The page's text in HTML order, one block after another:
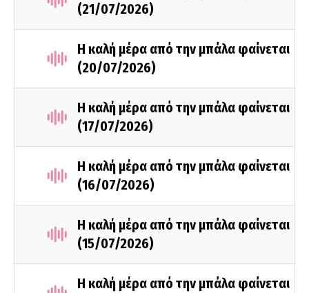
(21/07/2026)
Η καλή μέρα από την μπάλα φαίνεται
(20/07/2026)
Η καλή μέρα από την μπάλα φαίνεται
(17/07/2026)
Η καλή μέρα από την μπάλα φαίνεται
(16/07/2026)
Η καλή μέρα από την μπάλα φαίνεται
(15/07/2026)
Η καλή μέρα από την μπάλα φαίνεται